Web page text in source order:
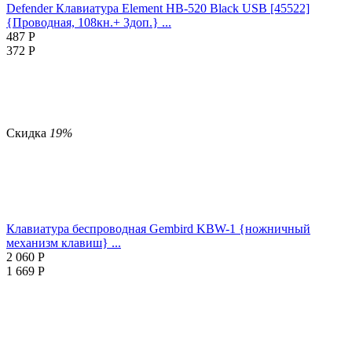
Defender Клавиатура Element HB-520 Black USB [45522]
{Проводная, 108кн.+ 3доп.} ...
487 Р
372 Р
Скидка 19%
Клавиатура беспроводная Gembird KBW-1 {ножничный
механизм клавиш} ...
2 060 Р
1 669 Р